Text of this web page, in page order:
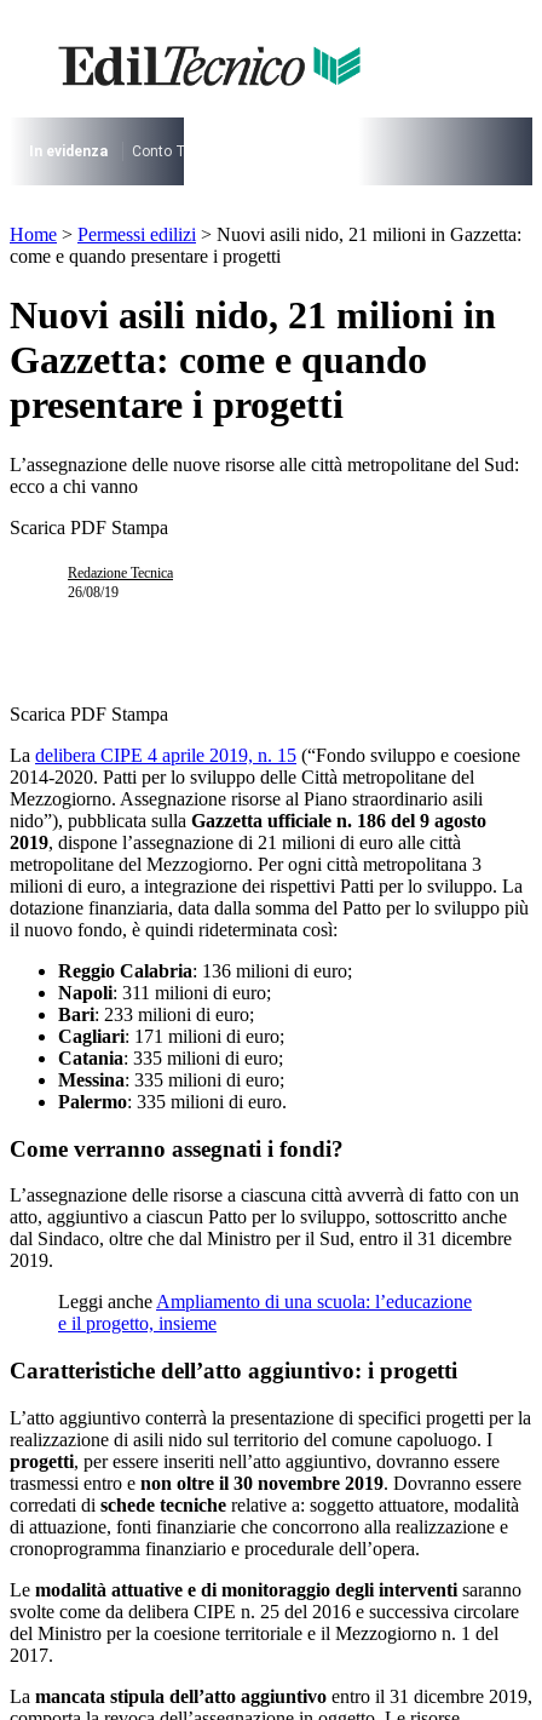
contenuto
I più cercati
Lorem ipsum dolor sit amet consectetur
Lorem ipsum dolor sit amet consectetur
In evidenza Conto Termico
I più cercati
Lorem ipsum dolor sit amet consectetur
Lorem ipsum dolor sit amet consectetur
Home > Permessi edilizi > Nuovi asili nido, 21 milioni in Gazzetta:
come e quando presentare i progetti
Nuovi asili nido, 21 milioni in
Gazzetta: come e quando
presentare i progetti
L’assegnazione delle nuove risorse alle città metropolitane del Sud:
ecco a chi vanno
Scarica PDF Stampa
Redazione Tecnica
26/08/19
Scarica PDF Stampa
La delibera CIPE 4 aprile 2019, n. 15 (“Fondo sviluppo e coesione
2014-2020. Patti per lo sviluppo delle Città metropolitane del
Mezzogiorno. Assegnazione risorse al Piano straordinario asili
nido”), pubblicata sulla Gazzetta ufficiale n. 186 del 9 agosto
2019, dispone l’assegnazione di 21 milioni di euro alle città
metropolitane del Mezzogiorno. Per ogni città metropolitana 3
milioni di euro, a integrazione dei rispettivi Patti per lo sviluppo. La
dotazione finanziaria, data dalla somma del Patto per lo sviluppo più
il nuovo fondo, è quindi rideterminata così:
Reggio Calabria: 136 milioni di euro;
Napoli: 311 milioni di euro;
Bari: 233 milioni di euro;
Cagliari: 171 milioni di euro;
Catania: 335 milioni di euro;
Messina: 335 milioni di euro;
Palermo: 335 milioni di euro.
Come verranno assegnati i fondi?
L’assegnazione delle risorse a ciascuna città avverrà di fatto con un
atto, aggiuntivo a ciascun Patto per lo sviluppo, sottoscritto anche
dal Sindaco, oltre che dal Ministro per il Sud, entro il 31 dicembre
2019.
Leggi anche Ampliamento di una scuola: l’educazione
e il progetto, insieme
Caratteristiche dell’atto aggiuntivo: i progetti
L’atto aggiuntivo conterrà la presentazione di specifici progetti per la
realizzazione di asili nido sul territorio del comune capoluogo. I
progetti, per essere inseriti nell’atto aggiuntivo, dovranno essere
trasmessi entro e non oltre il 30 novembre 2019. Dovranno essere
corredati di schede tecniche relative a: soggetto attuatore, modalità
di attuazione, fonti finanziarie che concorrono alla realizzazione e
cronoprogramma finanziario e procedurale dell’opera.
Le modalità attuative e di monitoraggio degli interventi saranno
svolte come da delibera CIPE n. 25 del 2016 e successiva circolare
del Ministro per la coesione territoriale e il Mezzogiorno n. 1 del
2017.
La mancata stipula dell’atto aggiuntivo entro il 31 dicembre 2019,